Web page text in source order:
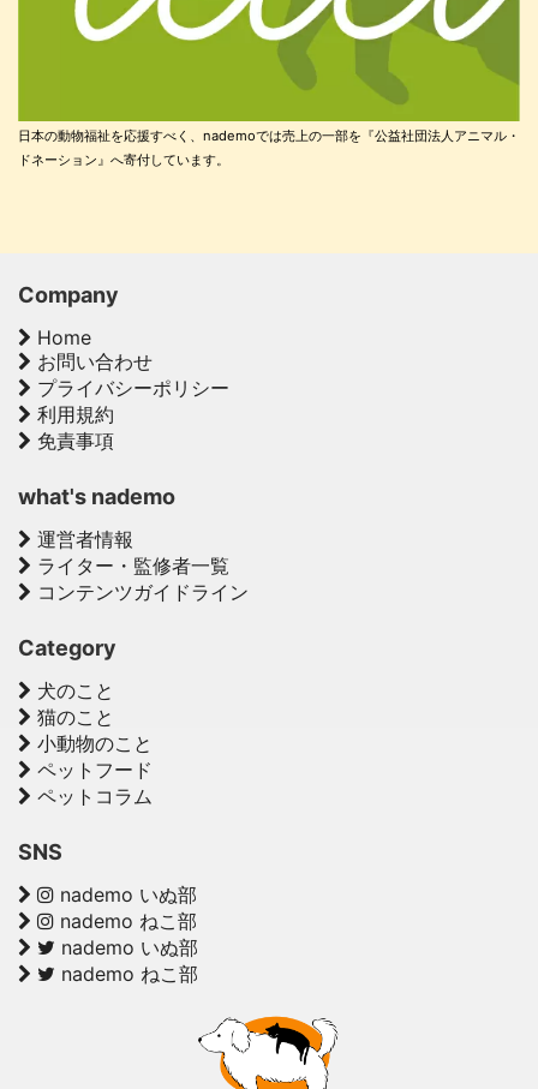
日本の動物福祉を応援すべく、nademoでは売上の一部を『公益社団法人アニマル・
ドネーション』へ寄付しています。
Company
Home
お問い合わせ
プライバシーポリシー
利用規約
免責事項
what's nademo
運営者情報
ライター・監修者一覧
コンテンツガイドライン
Category
犬のこと
猫のこと
小動物のこと
ペットフード
ペットコラム
SNS
nademo いぬ部
nademo ねこ部
nademo いぬ部
nademo ねこ部